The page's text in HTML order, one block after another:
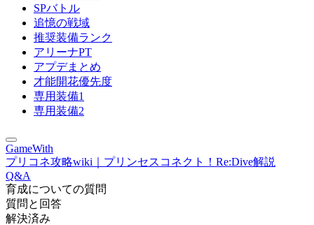
SPバトル
追憶の戦域
推奨装備ランク
アリーナPT
アプデまとめ
才能開花優先度
専用装備1
専用装備2
GameWith
プリコネ攻略wiki｜プリンセスコネクト！Re:Dive解説
Q&A
育成についての質問
質問と回答
解決済み